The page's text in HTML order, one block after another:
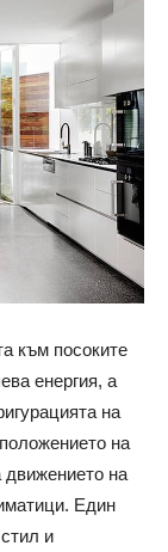
към посоките
енергия, а
на
на
движението на
Един
и